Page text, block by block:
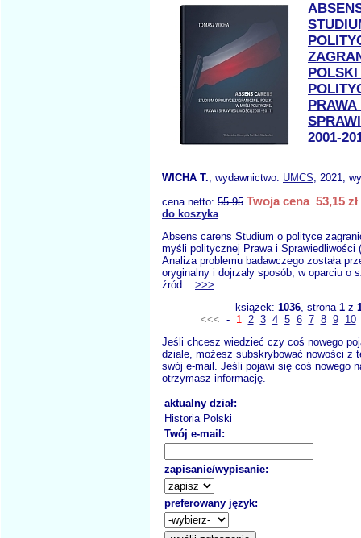
PRAWA
2001-
WICHA T., wydawnictwo: UMCS, 2021,
cena netto: 55.95 Twoja cena 53,15 zł
do koszyka
Absens carens Studium o polityce
myśli politycznej Prawa i Sprawiedliwości
Analiza problemu badawczego została
oryginalny i dojrzały sposób, w oparciu o
źród... >>>
książek: 1036, strona 1z
<<< - 1 2 3 4 5 6 7 8 9
10
Jeśli chcesz wiedzieć czy coś nowego
dziale, możesz subskrybować nowości z
swój e-mail. Jeśli pojawi się coś nowego
otrzymasz informację.
aktualny dział:
Historia Polski
Twój e-mail:
zapisanie/wypisanie:
preferowany język: